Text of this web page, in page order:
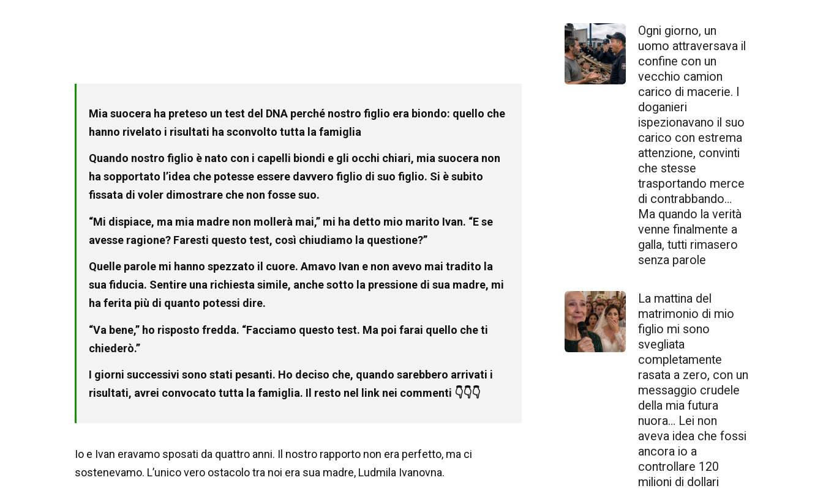
Mia suocera ha preteso un test del DNA perché nostro figlio era biondo: quello che
hanno rivelato i risultati ha sconvolto tutta la famiglia
Quando nostro figlio è nato con i capelli biondi e gli occhi chiari, mia suocera non
ha sopportato l’idea che potesse essere davvero figlio di suo figlio. Si è subito
fissata di voler dimostrare che non fosse suo.
“Mi dispiace, ma mia madre non mollerà mai,” mi ha detto mio marito Ivan. “E se
avesse ragione? Faresti questo test, così chiudiamo la questione?”
Quelle parole mi hanno spezzato il cuore. Amavo Ivan e non avevo mai tradito la
sua fiducia. Sentire una richiesta simile, anche sotto la pressione di sua madre, mi
ha ferita più di quanto potessi dire.
“Va bene,” ho risposto fredda. “Facciamo questo test. Ma poi farai quello che ti
chiederò.”
I giorni successivi sono stati pesanti. Ho deciso che, quando sarebbero arrivati i
risultati, avrei convocato tutta la famiglia. Il resto nel link nei commenti 👇👇👇
Io e Ivan eravamo sposati da quattro anni. Il nostro rapporto non era perfetto, ma ci
sostenevamo. L’unico vero ostacolo tra noi era sua madre, Ludmila Ivanovna.
Ogni giorno, un
uomo attraversava il
confine con un
vecchio camion
carico di macerie. I
doganieri
ispezionavano il suo
carico con estrema
attenzione, convinti
che stesse
trasportando merce
di contrabbando…
Ma quando la verità
venne finalmente a
galla, tutti rimasero
senza parole
La mattina del
matrimonio di mio
figlio mi sono
svegliata
completamente
rasata a zero, con un
messaggio crudele
della mia futura
nuora… Lei non
aveva idea che fossi
ancora io a
controllare 120
milioni di dollari